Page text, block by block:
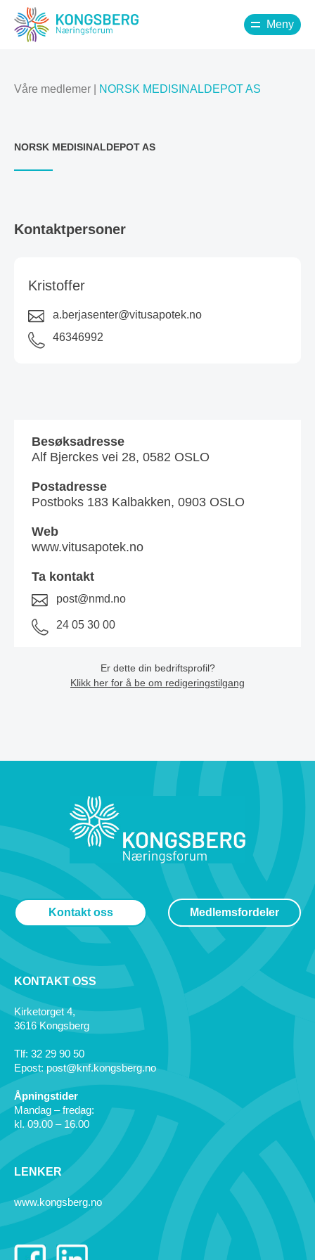
Meny
Våre medlemer NORSK MEDISINALDEPOT AS
NORSK MEDISINALDEPOT AS
Kontaktpersoner
Kristoffer
a.berjasenter@vitusapotek.no
46346992
Besøksadresse
Alf Bjerckes vei 28, 0582 OSLO
Postadresse
Postboks 183 Kalbakken, 0903 OSLO
Web
www.vitusapotek.no
Ta kontakt
post@nmd.no
24 05 30 00
Er dette din bedriftsprofil?
Klikk her for å be om redigeringstilgang
Kontakt oss Medlemsfordeler
KONTAKT OSS
Kirketorget 4,
3616 Kongsberg
Tlf: 32 29 90 50
Epost: post@knf.kongsberg.no
Åpningstider
Mandag – fredag:
kl. 09.00 – 16.00
LENKER
www.kongsberg.no